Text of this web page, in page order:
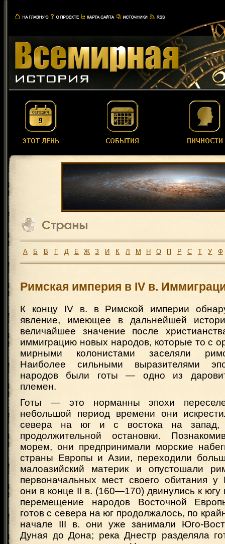
А Б В Г Д Е Ж З И К Л М Н О П Р С Т У Ф
Римская империя в IV в.
К концу IV в. в Римской империи
явление, имеющее в дальнейшей
величайшее значение после
иммиграцию новых народов, которые то с
мирными колонистами заселяли
Наиболее сильными выразителями
народов были готы — одно из
племен.
Готы — это норманны эпохи
небольшой период времени они
севера на юг и с востока на запад,
продолжительной остановки.
морем, они предпринимали морские
страны Европы и Азии, переходили
малоазийский материк и опустошали
первоначальных мест своего обитания у
они в конце II в. (160—170) двинулись к югу
перемещение народов Восточной
готов с севера на юг продолжалось, по
начале III в. они уже занимали Юго-
Дуная до Дона; река Днестр разделяла